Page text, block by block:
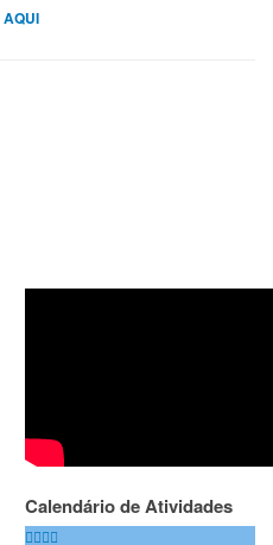
AQUI
Calendário de Atividades